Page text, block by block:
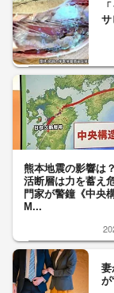
サ
熊本地震の影響は
活断層は力を蓄え
門家が警鐘《中央
M...
妻
が